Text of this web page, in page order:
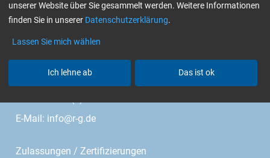
R&G Faserverbundwerkstoffe GmbH
Im Meißel 7 - 13
Bonholzstr. 17
E-Mail: info@r-g.de
Zulassungen / Zertifizierungen
unserer Website über Sie gesammelt werden. Weitere Informationen
finden Sie in unserer Datenschutzerklärung.
Lassen Sie mich wählen
Ich lehne ab Das ist ok